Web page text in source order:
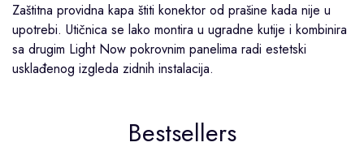
Zaštitna providna kapa štiti konektor od prašine kada nije u
upotrebi. Utičnica se lako montira u ugradne kutije i kombinira
sa drugim Light Now pokrovnim panelima radi estetski
usklađenog izgleda zidnih instalacija.
Bestsellers